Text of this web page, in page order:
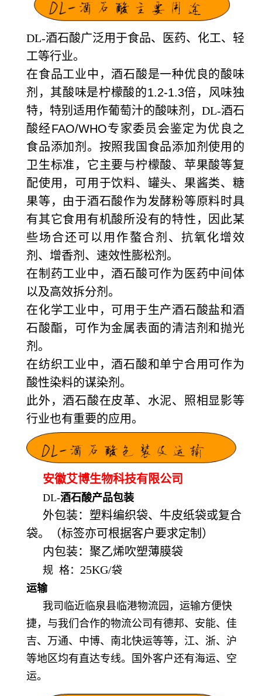
DL-酒石酸广泛用于食品、医药、化工、轻
工等行业。
在食品工业中，酒石酸是一种优良的酸味
剂，其酸味是柠檬酸的1.2-1.3倍，风味独
特，特别适用作葡萄汁的酸味剂，DL-酒石
酸经FAO/WHO专家委员会鉴定为优良之
食品添加剂。按照我国食品添加剂使用的
卫生标准，它主要与柠檬酸、苹果酸等复
配使用，可用于饮料、罐头、果酱类、糖
果等，由于酒石酸作为发酵粉等原料时具
有其它食用有机酸所没有的特性，因此某
些场合还可以用作螯合剂、抗氧化增效
剂、增香剂、速效性膨松剂。
在制药工业中，酒石酸可作为医药中间体
以及高效拆分剂。
在化学工业中，可用于生产酒石酸盐和酒
石酸酯，可作为金属表面的清洁剂和抛光
剂。
在纺织工业中，酒石酸和单宁合用可作为
酸性染料的谋染剂。
此外，酒石酸在皮革、水泥、照相显影等
行业也有重要的应用。
安徽艾博生物科技有限公司
DL-酒石酸产品包装
外包装：塑料编织袋、牛皮纸袋或复合
袋。（标签亦可根据客户要求定制）
内包装：聚乙烯吹塑薄膜袋
规 格： 25KG/袋
运输
我司临近临泉县临港物流园，运输方便快
捷，与我们合作的物流公司有德邦、安能、佳
吉、万通、中博、南北快运等等，江、浙、沪
等地区均有直达专线。国外客户还有海运、空
运。